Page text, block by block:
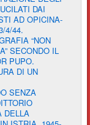
DAI
AD OPICINA-
4/44.
“NON
SECONDO IL
PUPO.
DI UN
SENZA
DELLA